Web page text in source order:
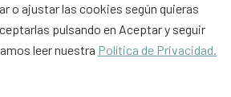
o ajustar las cookies según quieras
pulsando en Aceptary seguir
leer nuestra Política de Privacidad.